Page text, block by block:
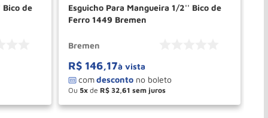
Bico de
Esguicho Para Mangueira 1/2'' Bico de
Ferro 1449 Bremen
Bremen
R$ 146,17à vista
Ou 5 de R$ 32,61
＋
－ COMPRAR